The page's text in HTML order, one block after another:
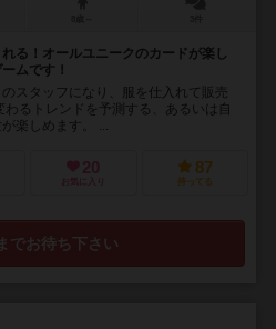
る！オールユニークのカードが楽し
ムです！
スタッフになり、服を仕入れて販売
るトレンドを予測する、あるいは自
楽しめます。 ...
20
お気に入り
87
持ってる
でお待ち下さい